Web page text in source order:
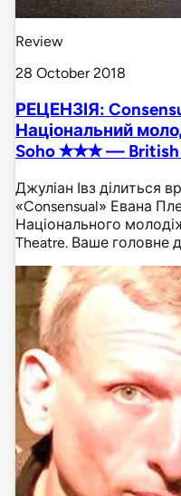
Review
28 October 2018
РЕЦЕНЗІЯ:
Національний
Soho ✭✭✭ — British
Джуліан Івз ділиться
«Consensual» Евана
Національного
Theatre. Ваше головне